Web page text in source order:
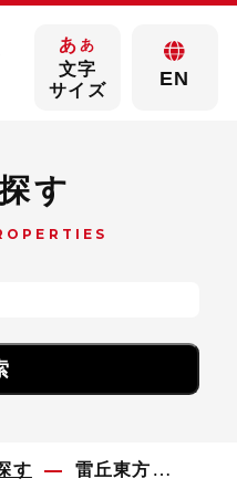
あ あ
文字
サイズ
EN
す
す 雷丘東方遺跡